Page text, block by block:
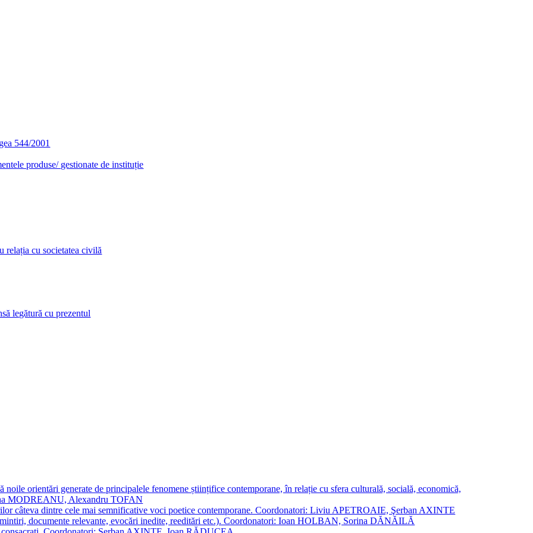
544/2001
produse/ gestionate de instituție
relația cu societatea civilă
noile orientări generate de principalele fenomene științifice contemporane, în relație cu sfera culturală, socială, economică,
MODREANU, Alexandru TOFAN
câteva dintre cele mai semnificative voci poetice contemporane. Coordonatori: Liviu APETROAIE, Şerban AXINTE
documente relevante, evocări inedite, reeditări etc.). Coordonatori: Ioan HOLBAN, Sorina DĂNĂILĂ